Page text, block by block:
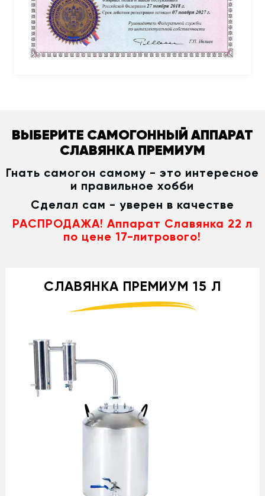
ВЫБЕРИТЕ САМОГОННЫЙ АППАРАТ
СЛАВЯНКА ПРЕМИУМ
Гнать самогон самому - это интересное
и правильное хобби
Сделал сам - уверен в качестве
РАСПРОДАЖА! Аппарат Славянка 22 л
по цене 17-литрового!
СЛАВЯНКА ПРЕМИУМ 15 Л